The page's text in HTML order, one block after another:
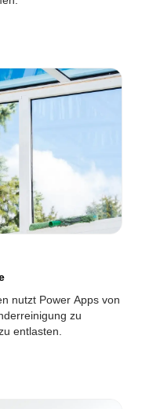
nutzt Power Apps von
entlasten.